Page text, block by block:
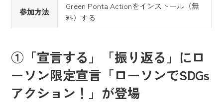
参加方法
Green Ponta Actionをインストール（無
料）する
①「宣言する」「振り返る」にロ
ーソン限定宣言「ローソンでSDGs
アクション！」が登場